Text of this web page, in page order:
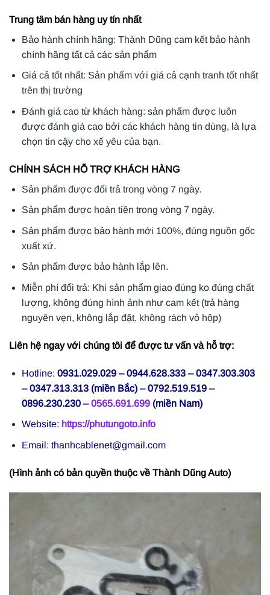
Trung tâm bán hàng uy tín nhất
Bảo hành chính hãng: Thành Dũng cam kết bảo hành
chính hãng tất cả các sản phẩm
Giá cả tốt nhất: Sản phẩm với giá cả cạnh tranh tốt nhất
trên thị trường
Đánh giá cao từ khách hàng: sản phẩm được luôn
được đánh giá cao bởi các khách hàng tin dùng, là lựa
chọn tin cậy cho xế yêu của bạn.
CHÍNH SÁCH HỖ TRỢ KHÁCH HÀNG
Sản phẩm được đổi trả trong vòng 7 ngày.
Sản phẩm được hoàn tiền trong vòng 7 ngày.
Sản phẩm được bảo hành mới 100%, đúng nguồn gốc
xuất xứ.
Sản phẩm được bảo hành lắp lên.
Miễn phí đổi trả: Khi sản phẩm giao đúng ko đúng chất
lượng, không đúng hình ảnh như cam kết (trả hàng
nguyên vẹn, không lắp đặt, không rách vỏ hộp)
Liên hệ ngay với chúng tôi để được tư vấn và hỗ trợ:
Hotline: 0931.029.029 – 0944.628.333 – 0347.303.303
– 0347.313.313 (miền Bắc) – 0792.519.519 –
0896.230.230 –0565.691.699 (miền Nam)
Website: https://phutungoto.info
Email: thanhcablenet@gmail.com
(Hình ảnh có bản quyền thuộc về Thành Dũng Auto)